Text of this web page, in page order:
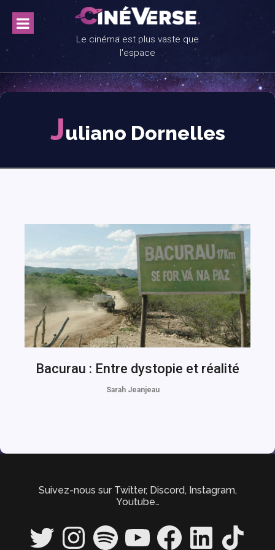
content
Le cinéma est plus vaste que
l'espace
Juliano Dornelles
Bacurau : Entre dystopie et réalité
Sarah Jeanjeau
Suivez-nous sur Twitter, Discord, Instagram,
Youtube…
Twitter InstagramSpotify YouTube FacebookLinkedIn TikTok